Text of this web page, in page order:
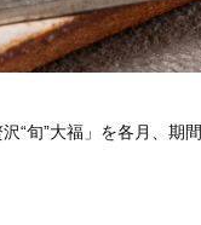
“旬”大福」を各月、期間